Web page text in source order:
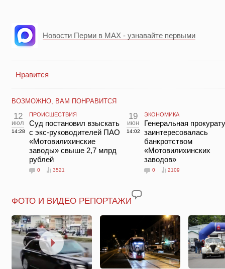
Новости Перми в MAX - узнавайте первыми
Нравится
ВОЗМОЖНО, ВАМ ПОНРАВИТСЯ
12
июл
14:28
ПРОИСШЕСТВИЯ
Суд постановил взыскать
с экс-руководителей ПАО
«Мотовилихинские
заводы» свыше 2,7 млрд
рублей
0 3521
19
июн
14:02
ЭКОНОМИКА
Генеральная
заинтересовалась
банкротством
«Мотовилихинских
заводов»
0 2109
ФОТО И ВИДЕО РЕПОРТАЖИ